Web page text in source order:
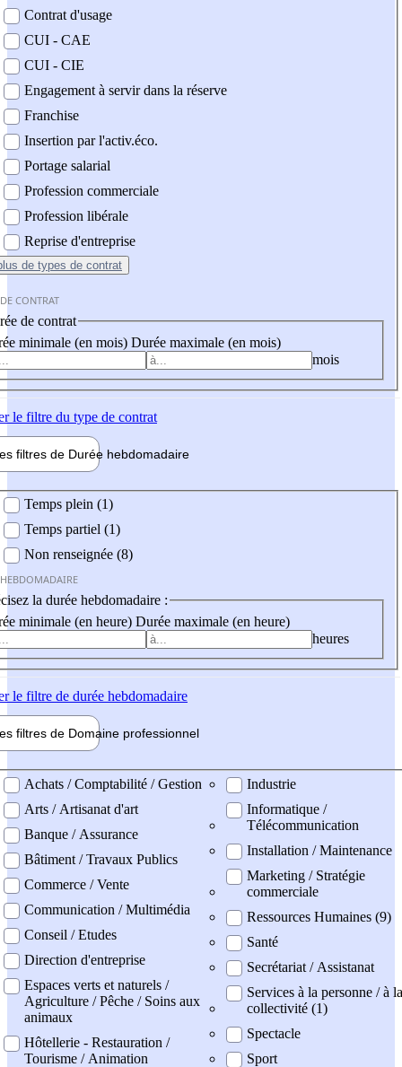
Contrat d'usage
CUI - CAE
CUI - CIE
Engagement à servir dans la réserve
Franchise
Insertion par l'activ.éco.
Portage salarial
Profession commerciale
Profession libérale
Reprise d'entreprise
de types de contrat
CONTRAT
de contrat
minimale (en mois) Durée maximale (en mois)
mois
le filtre du type de contrat
filtres de Durée hebdomadaire
Temps plein (1)
Temps partiel (1)
Non renseignée (8)
la durée hebdomadaire :
minimale (en heure) Durée maximale (en heure)
heures
le filtre de durée hebdomadaire
filtres de Domaine professionnel
professionel
Achats / Comptabilité / Gestion
Arts / Artisanat d'art
Banque / Assurance
Bâtiment / Travaux Publics
Commerce / Vente
Communication / Multimédia
Conseil / Etudes
Direction d'entreprise
Espaces verts et naturels /
Agriculture / Pêche / Soins aux
animaux
Hôtellerie - Restauration /
Tourisme / Animation
Industrie
Informatique /
Télécommunication
Installation / Maintenance
Marketing / Stratégie
commerciale
Ressources Humaines (9)
Santé
Secrétariat / Assistanat
Services à la personne / à la
collectivité (1)
Spectacle
Sport